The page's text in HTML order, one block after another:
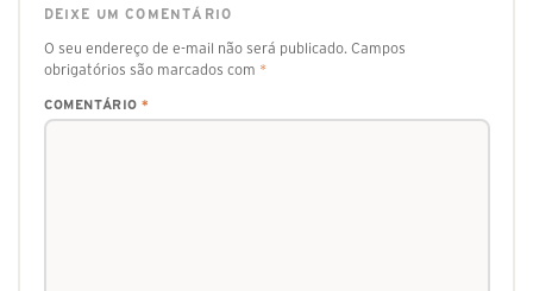
DEIXE UM COMENTÁRIO
O seu endereço de e-mail não será publicado. Campos
obrigatórios são marcados com *
COMENTÁRIO *